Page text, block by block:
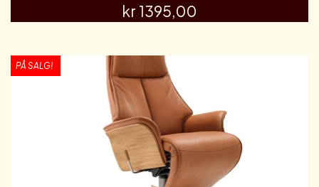
kr 1395,00
PÅ SALG!